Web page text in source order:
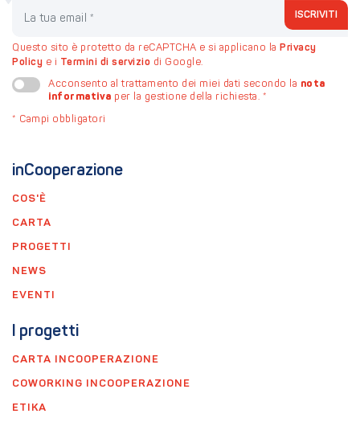
inCooperazione
COS'È
CARTA
PROGETTI
NEWS
EVENTI
I progetti
CARTA INCOOPERAZIONE
COWORKING INCOOPERAZIONE
ETIKA
ISCRIVITI
Questo sito è protetto da reCAPTCHA e si applicano la Privacy
Policy e i Termini di servizio di Google.
Acconsento al trattamento dei miei dati secondo la nota
informativa per la gestione della richiesta. *
* Campi obbligatori